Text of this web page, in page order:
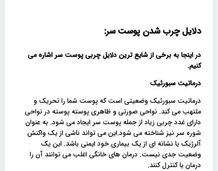
دلایل چرب شدن پوست سر:
در اینجا به برخی از شایع ترین دلایل چربی پوست سر اشاره می
کنیم.
درماتیت سبورئیک
درماتیت سبورئیک وضعیتی است که پوست شما را تحریک و
ملتهب می کند. نواحی صورتی و ظاهری پوسته پوسته در نواحی
دارای غدد چربی زیاد از جمله پوست سر ایجاد می شود. به عنوان
شوره سر نیز شناخته می شود.این می تواند ناشی از یک واکنش
آلرژیک یا نشانه ای از یک بیماری خود ایمنی باشد. این یک
وضعیت جدی نیست. درمان های خانگی اغلب می توانند آن را
درمان یا کنترل کنند.